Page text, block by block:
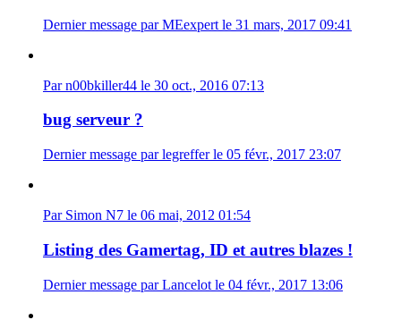
Dernier message par MEexpert le 31 mars, 2017 09:41
Par n00bkiller44 le 30 oct., 2016 07:13
bug serveur ?
Dernier message par legreffer le 05 févr., 2017 23:07
Par Simon N7 le 06 mai, 2012 01:54
Listing des Gamertag, ID et autres blazes !
Dernier message par Lancelot le 04 févr., 2017 13:06